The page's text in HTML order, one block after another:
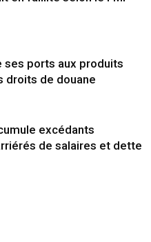
ses ports aux produits
droits de douane
excédants
de salaires et dette